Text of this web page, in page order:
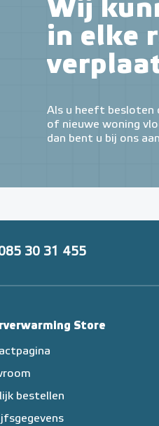
Wij
in elke
Als u heeft besloten
of nieuwe woning
dan bent u bij ons
30 31 455
Store
bestellen